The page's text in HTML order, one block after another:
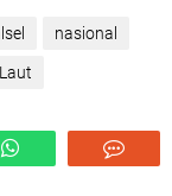
nasional